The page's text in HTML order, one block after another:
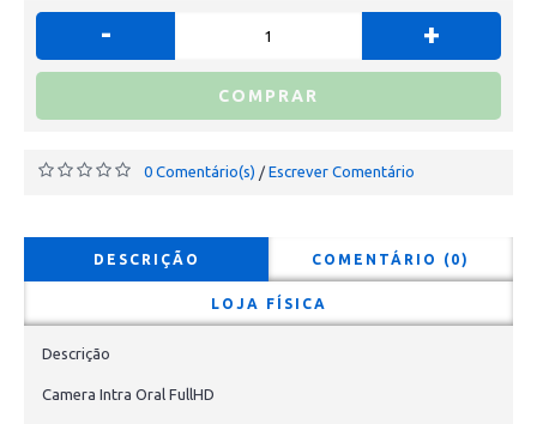
- +
COMPRAR
0 Comentário(s) / Escrever Comentário
DESCRIÇÃO COMENTÁRIO (0)
LOJA FÍSICA
Descrição
Camera Intra Oral FullHD